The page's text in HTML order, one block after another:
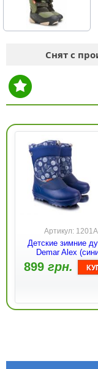
Снят с
Артикул: 1201A
Детские зимние
Demar Alex
899грн.